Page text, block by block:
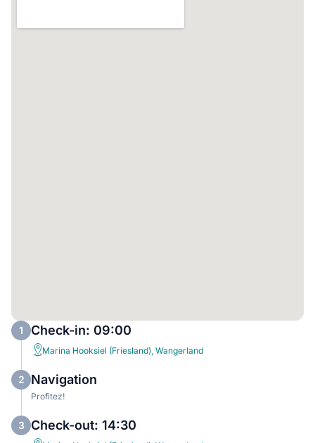
1 Check-in: 09:00
Marina Hooksiel (Friesland), Wangerland
2 Navigation
Profitez!
3 Check-out: 14:30